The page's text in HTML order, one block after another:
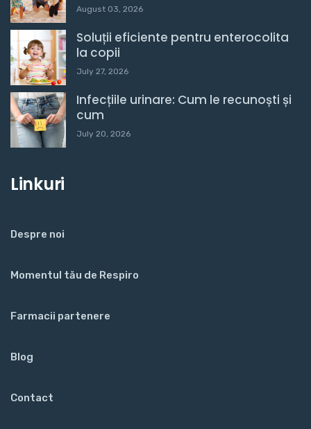
August 03, 2026
Soluții eficiente pentru enterocolita
la copii
July 27, 2026
Infecțiile urinare: Cum le recunoști și
cum
July 20, 2026
Linkuri
Despre noi
Momentul tău de Respiro
Farmacii partenere
Blog
Contact